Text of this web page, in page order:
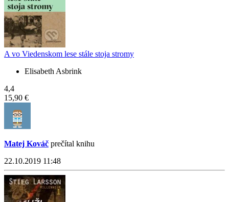
A vo Viedenskom lese stále stoja stromy
Elisabeth Asbrink
4,4
15,90 €
Matej Kováč prečítal knihu
22.10.2019 11:48